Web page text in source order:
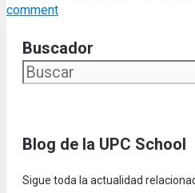
comment
Buscador
Blog de la UPC School
Sigue toda la actualidad